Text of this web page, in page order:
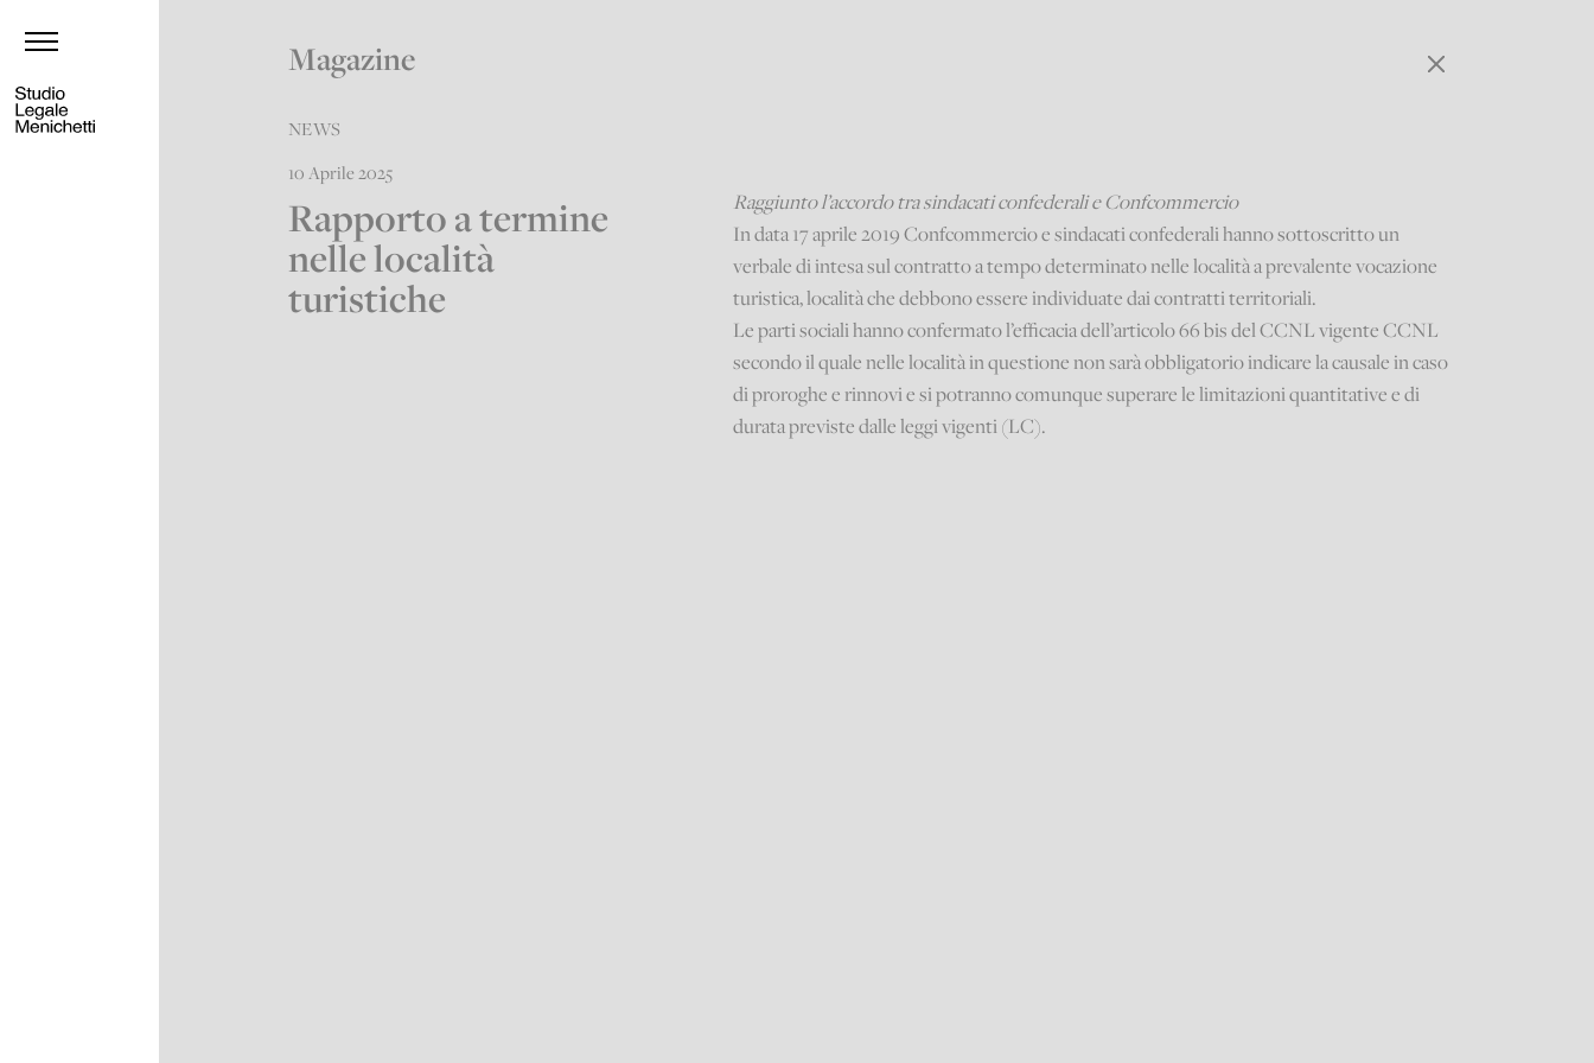
Magazine
NEWS
10 Aprile 2025
Rapporto a termine
nelle località
turistiche
Raggiunto l’accordo tra sindacati confederali e Confcommercio
In data 17 aprile 2019 Confcommercio e sindacati confederali hanno sottoscritto un
verbale di intesa sul contratto a tempo determinato nelle località a prevalente vocazione
turistica, località che debbono essere individuate dai contratti territoriali.
Le parti sociali hanno confermato l’efficacia dell’articolo 66 bis del CCNL vigente CCNL
secondo il quale nelle località in questione non sarà obbligatorio indicare la causale in caso
di proroghe e rinnovi e si potranno comunque superare le limitazioni quantitative e di
durata previste dalle leggi vigenti (LC).